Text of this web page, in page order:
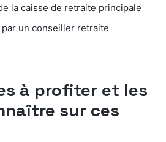
la caisse de retraite principale
un conseiller retraite
à profiter et les
sur ces